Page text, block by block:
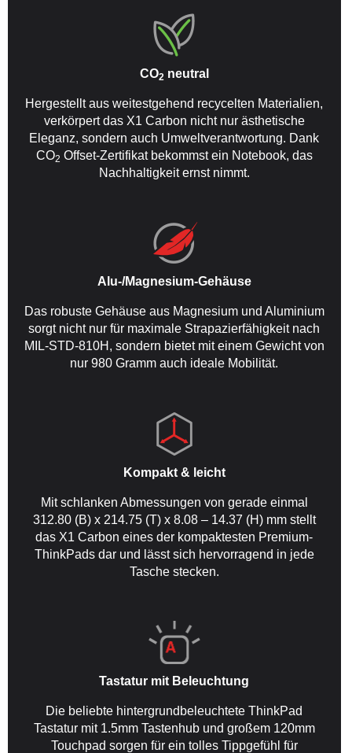
CO2 neutral
Hergestellt aus weitestgehend recycelten Materialien,
verkörpert das X1 Carbon nicht nur ästhetische
Eleganz, sondern auch Umweltverantwortung. Dank
CO2 Offset-Zertifikat bekommst ein Notebook, das
Nachhaltigkeit ernst nimmt.
Alu-/Magnesium-Gehäuse
Das robuste Gehäuse aus Magnesium und Aluminium
sorgt nicht nur für maximale Strapazierfähigkeit nach
MIL-STD-810H, sondern bietet mit einem Gewicht von
nur 980 Gramm auch ideale Mobilität.
Kompakt & leicht
Mit schlanken Abmessungen von gerade einmal
312.80 (B) x 214.75 (T) x 8.08 – 14.37 (H) mm stellt
das X1 Carbon eines der kompaktesten Premium-
ThinkPads dar und lässt sich hervorragend in jede
Tasche stecken.
Tastatur mit Beleuchtung
Die beliebte hintergrundbeleuchtete ThinkPad
Tastatur mit 1.5mm Tastenhub und großem 120mm
Touchpad sorgen für ein tolles Tippgefühl für